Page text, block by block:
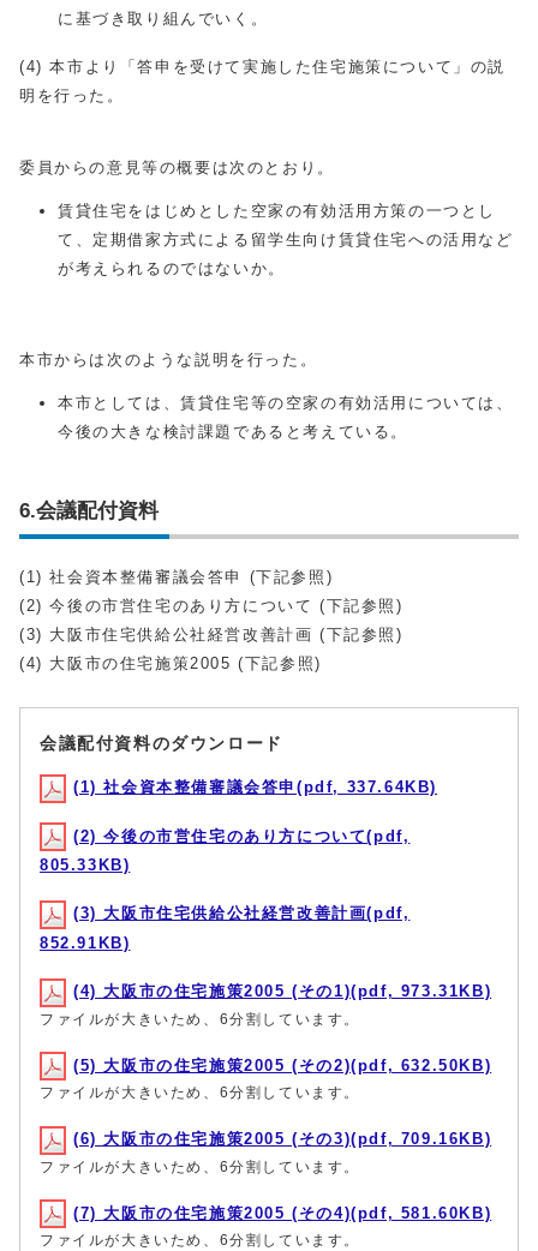
に基づき取り組んでいく。
(4) 本市より「答申を受けて実施した住宅施策について」の説
明を行った。
委員からの意見等の概要は次のとおり。
賃貸住宅をはじめとした空家の有効活用方策の一つとし
て、定期借家方式による留学生向け賃貸住宅への活用など
が考えられるのではないか。
本市からは次のような説明を行った。
本市としては、賃貸住宅等の空家の有効活用については、
今後の大きな検討課題であると考えている。
6.会議配付資料
(1) 社会資本整備審議会答申 (下記参照)
(2) 今後の市営住宅のあり方について (下記参照)
(3) 大阪市住宅供給公社経営改善計画 (下記参照)
(4) 大阪市の住宅施策2005 (下記参照)
会議配付資料のダウンロード
(1) 社会資本整備審議会答申(pdf, 337.64KB)
(2) 今後の市営住宅のあり方について(pdf,
805.33KB)
(3) 大阪市住宅供給公社経営改善計画(pdf,
852.91KB)
(4) 大阪市の住宅施策2005 (その1)(pdf, 973.31KB)
ファイルが大きいため、6分割しています。
(5) 大阪市の住宅施策2005 (その2)(pdf, 632.50KB)
ファイルが大きいため、6分割しています。
(6) 大阪市の住宅施策2005 (その3)(pdf, 709.16KB)
ファイルが大きいため、6分割しています。
(7) 大阪市の住宅施策2005 (その4)(pdf, 581.60KB)
ファイルが大きいため、6分割しています。